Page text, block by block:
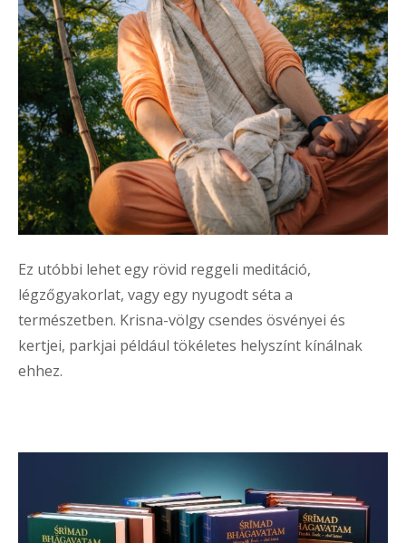
Ez utóbbi lehet egy rövid reggeli meditáció,
légzőgyakorlat, vagy egy nyugodt séta a
természetben. Krisna-völgy csendes ösvényei és
kertjei, parkjai például tökéletes helyszínt kínálnak
ehhez.